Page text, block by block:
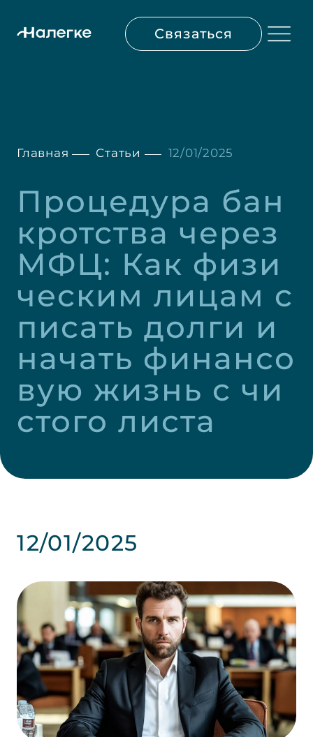
Связаться
Главная Статьи 12/01/2025
Процедура бан
кротства через
МФЦ: Как физи
ческим лицам с
писать долги и
начать финансо
вую жизнь с чи
стого листа
12/01/2025